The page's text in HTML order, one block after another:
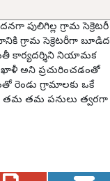
పులిగిల్ల గ్రామ సెక్రెటరీ
గ్రామ సెక్రెటరీగా బూడిద
కార్యదర్శిని నియామక
అని ప్రచురించడంతో
రెండు గ్రామాలకు ఒకే
తమ తమ పనులు త్వరగా